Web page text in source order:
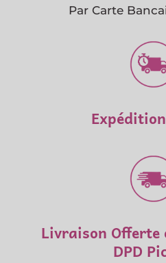
Par Carte
Livraison
DPD